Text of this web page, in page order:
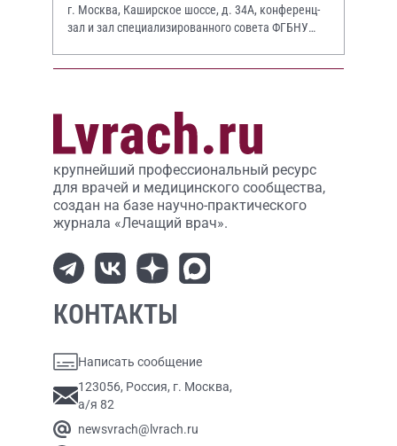
г. Москва, Каширское шоссе, д. 34А, конференц-
зал и зал специализированного совета ФГБНУ
крупнейший профессиональный ресурс
для врачей и медицинского сообщества,
создан на базе научно-практического
журнала «Лечащий врач».
КОНТАКТЫ
Написать сообщение
123056, Россия, г. Москва,
а/я 82
newsvrach@lvrach.ru